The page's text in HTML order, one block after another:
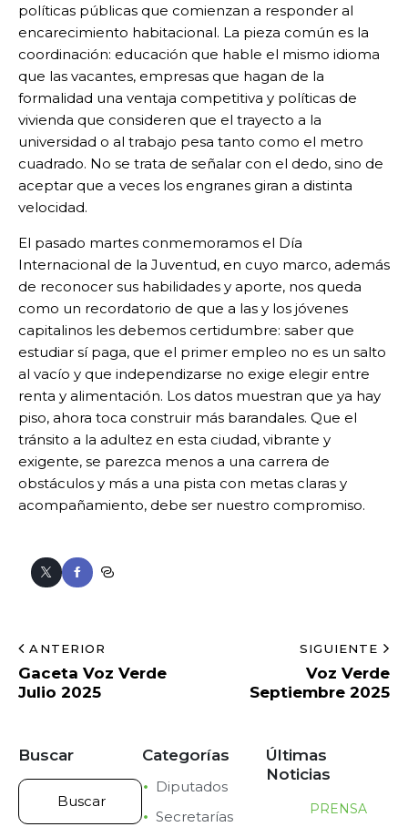
políticas públicas que comienzan a responder al
encarecimiento habitacional. La pieza común es la
coordinación: educación que hable el mismo idioma
que las vacantes, empresas que hagan de la
formalidad una ventaja competitiva y políticas de
vivienda que consideren que el trayecto a la
universidad o al trabajo pesa tanto como el metro
cuadrado. No se trata de señalar con el dedo, sino de
aceptar que a veces los engranes giran a distinta
velocidad.
El pasado martes conmemoramos el Día
Internacional de la Juventud, en cuyo marco, además
de reconocer sus habilidades y aporte, nos queda
como un recordatorio de que a las y los jóvenes
capitalinos les debemos certidumbre: saber que
estudiar sí paga, que el primer empleo no es un salto
al vacío y que independizarse no exige elegir entre
renta y alimentación. Los datos muestran que ya hay
piso, ahora toca construir más barandales. Que el
tránsito a la adultez en esta ciudad, vibrante y
exigente, se parezca menos a una carrera de
obstáculos y más a una pista con metas claras y
acompañamiento, debe ser nuestro compromiso.
ANTERIOR
Gaceta Voz Verde
Julio 2025
SIGUIENTE
Voz Verde
Septiembre 2025
Buscar Categorías
Diputados
Secretarías
Últimas
Noticias
PRENSA